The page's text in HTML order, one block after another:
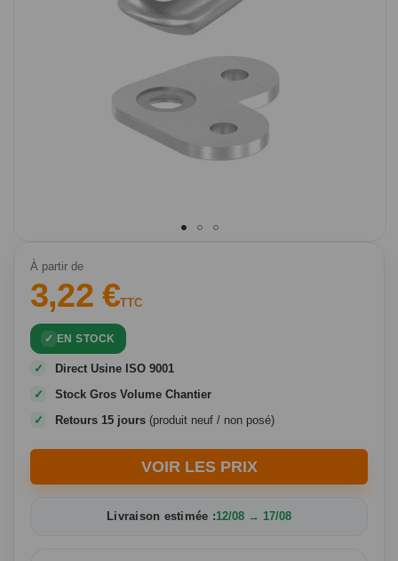
début
Galerie
d’images
À partir de
3,22 €TTC
EN STOCK
Direct Usine ISO 9001
Stock Gros Volume Chantier
Retours 15 jours (produit neuf / non posé)
VOIR LES PRIX
Livraison estimée :12/08 → 17/08